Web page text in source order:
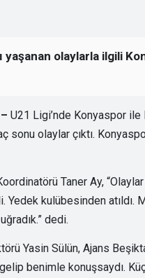
yaşanan olaylarla ilgili
–U21 Ligi’nde Konyaspor
sonu olaylar çıktı.
Taner Ay,
kulübesinden atıldı.
dedi.
Yasin Sülün, Ajans
benimle konuşsaydı.